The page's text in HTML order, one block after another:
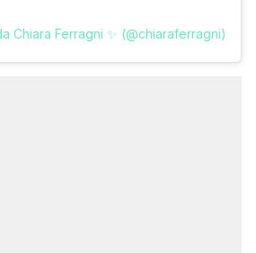
Chiara Ferragni ✨ (@chiaraferragni)